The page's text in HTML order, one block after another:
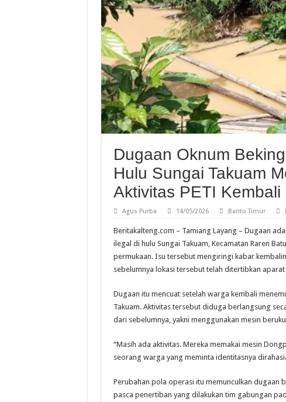
Dugaan Oknum
Hulu Sungai Takuam
Aktivitas PETI Kembali
Agus Purba 14/05/2026 Barito Timur
Beritakalteng.com – Tamiang Layang – Dugaan
ilegal di hulu Sungai Takuam, Kecamatan Raren
permukaan. Isu tersebut mengiringi kabar
sebelumnya lokasi tersebut telah ditertibkan
Dugaan itu mencuat setelah warga kembali
Takuam. Aktivitas tersebut diduga berlangsung
dari sebelumnya, yakni menggunakan mesin
“Masih ada aktivitas. Mereka memakai mesin
seorang warga yang meminta identitasnya
Perubahan pola operasi itu memunculkan dugaan
pasca penertiban yang dilakukan tim gabungan